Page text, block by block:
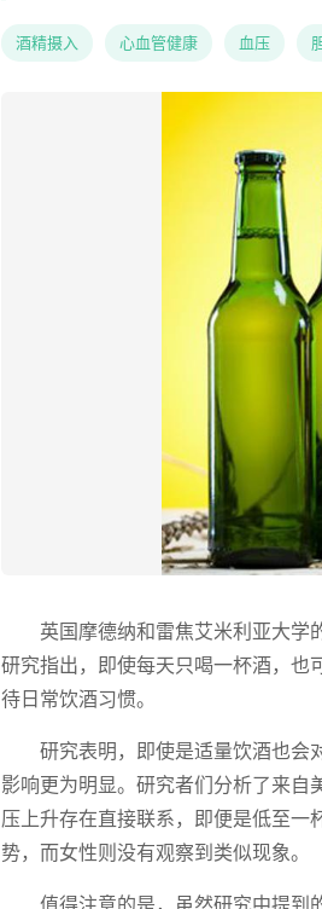
酒精摄入 心血管健康 血压
英国摩德纳和雷焦艾米利亚大学
研究指出，即使每天只喝一杯酒，也
待日常饮酒习惯。
研究表明，即使是适量饮酒也会
影响更为明显。研究者们分析了来自
压上升存在直接联系，即便是低至一
势，而女性则没有观察到类似现象。
值得注意的是，虽然研究中提到